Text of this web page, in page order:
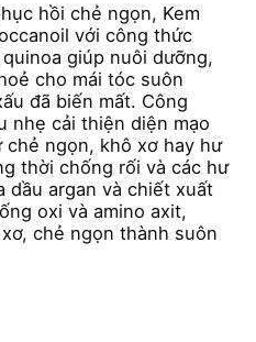
hồi chẻ ngọn, Kem
với công thức
giúp nuôi dưỡng,
cho mái tóc suôn
đã biến mất. Công
nhẹ cải thiện diện mạo
chẻ ngọn, khô xơ hay hư
thời chống rối và các hư
dầu argan và chiết xuất
oxi và amino axit,
chẻ ngọn thành suôn